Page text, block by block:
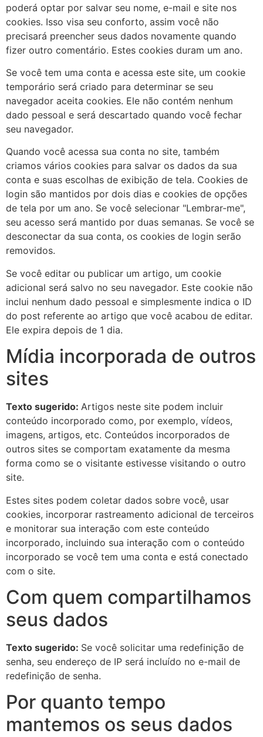
poderá optar por salvar seu nome, e-mail e site nos
cookies. Isso visa seu conforto, assim você não
precisará preencher seus dados novamente quando
fizer outro comentário. Estes cookies duram um ano.
Se você tem uma conta e acessa este site, um cookie
temporário será criado para determinar se seu
navegador aceita cookies. Ele não contém nenhum
dado pessoal e será descartado quando você fechar
seu navegador.
Quando você acessa sua conta no site, também
criamos vários cookies para salvar os dados da sua
conta e suas escolhas de exibição de tela. Cookies de
login são mantidos por dois dias e cookies de opções
de tela por um ano. Se você selecionar "Lembrar-me",
seu acesso será mantido por duas semanas. Se você se
desconectar da sua conta, os cookies de login serão
removidos.
Se você editar ou publicar um artigo, um cookie
adicional será salvo no seu navegador. Este cookie não
inclui nenhum dado pessoal e simplesmente indica o ID
do post referente ao artigo que você acabou de editar.
Ele expira depois de 1 dia.
Mídia incorporada de outros
sites
Texto sugerido: Artigos neste site podem incluir
conteúdo incorporado como, por exemplo, vídeos,
imagens, artigos, etc. Conteúdos incorporados de
outros sites se comportam exatamente da mesma
forma como se o visitante estivesse visitando o outro
site.
Estes sites podem coletar dados sobre você, usar
cookies, incorporar rastreamento adicional de terceiros
e monitorar sua interação com este conteúdo
incorporado, incluindo sua interação com o conteúdo
incorporado se você tem uma conta e está conectado
com o site.
Com quem compartilhamos
seus dados
Texto sugerido: Se você solicitar uma redefinição de
senha, seu endereço de IP será incluído no e-mail de
redefinição de senha.
Por quanto tempo
mantemos os seus dados